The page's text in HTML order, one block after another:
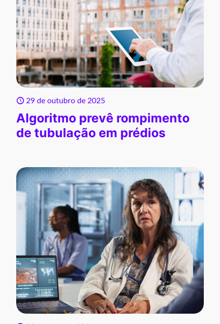
29 de outubro de 2025
Algoritmo prevê rompimento
de tubulação em prédios